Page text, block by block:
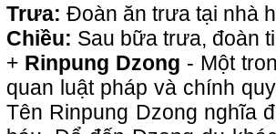
Trưa: Đoàn ăn trưa tại nhà
Chiều: Sau bữa trưa, đoàn
+ Rinpung Dzong - Một
quan luật pháp và chính
Tên Rinpung Dzong nghĩa